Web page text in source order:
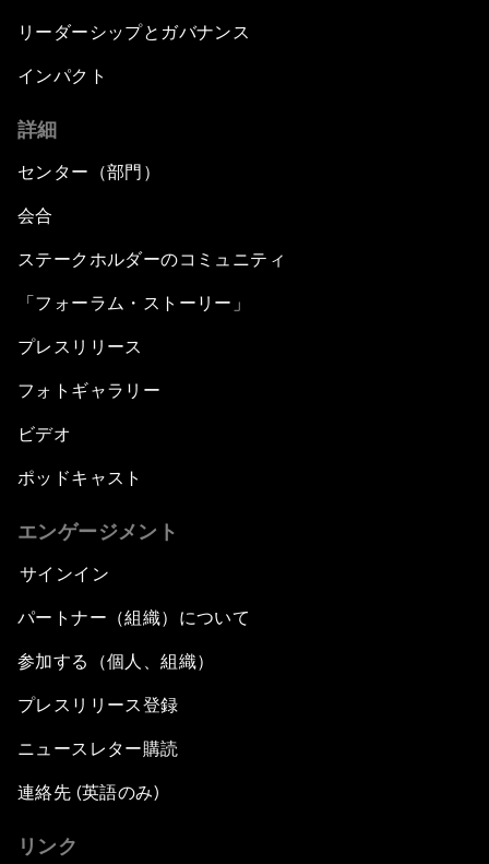
リーダーシップとガバナンス
インパクト
詳細
センター（部門）
会合
ステークホルダーのコミュニティ
「フォーラム・ストーリー」
プレスリリース
フォトギャラリー
ビデオ
ポッドキャスト
エンゲージメント
サインイン
パートナー（組織）について
参加する（個人、組織）
プレスリリース登録
ニュースレター購読
連絡先 (英語のみ)
リンク